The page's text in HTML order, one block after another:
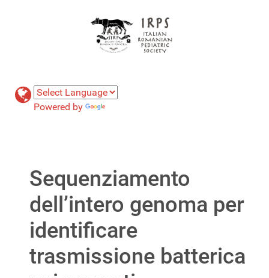
Powered by
Sequenziamento
dell’intero genoma per
identificare
trasmissione batterica